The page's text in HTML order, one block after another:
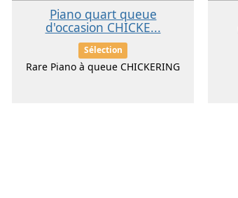
Piano quart queue
d'occasion CHICKE...
Sélection
Rare Piano à queue CHICKERING